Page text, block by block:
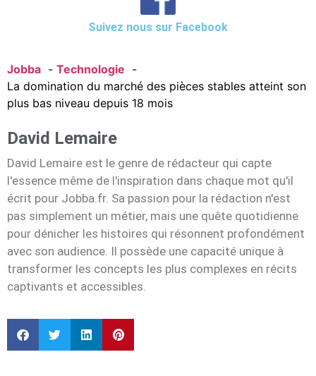
Suivez nous sur Facebook
Jobba
Technologie
La domination du marché des pièces stables atteint son
plus bas niveau depuis 18 mois
David Lemaire
David Lemaire est le genre de rédacteur qui capte
l'essence même de l'inspiration dans chaque mot qu'il
écrit pour Jobba.fr. Sa passion pour la rédaction n'est
pas simplement un métier, mais une quête quotidienne
pour dénicher les histoires qui résonnent profondément
avec son audience. Il possède une capacité unique à
transformer les concepts les plus complexes en récits
captivants et accessibles.